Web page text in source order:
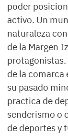
poder
activo. Un
naturaleza
de la Margen
protagonistas.
de la
su pasado
practica de
senderismo o
de deportes y